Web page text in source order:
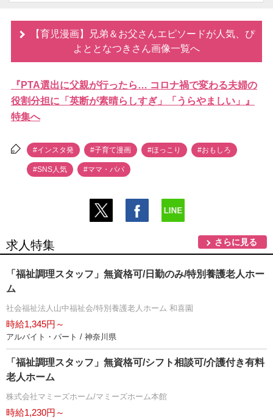
【育児漫画】兄弟＆お父さんエピソードが人気、ぴ
よととなつきさん画像一覧へ
『PTA選出に父親が行ったら… コロナ禍で変わる夫婦の
役割分担に「英断が素晴らしすぎ」「うらやましい」』
特集へ
#インスタ発 #子育て漫画 #ほっこり #おもしろ
#SNS人気 #ママ・パパ
求人特集 さらに見る
「福祉調理スタッフ」無資格可/日勤のみ/特別養護老人ホー
ム
社会福祉法人山中福祉会/特別養護老人ホーム 和喜園
時給1,345円～
アルバイト・パート / 神奈川県
「福祉調理スタッフ」無資格可/シフト相談可/介護付き有料
老人ホーム
株式会社マミーズホーム/マミーズホーム本館
時給1,230円～